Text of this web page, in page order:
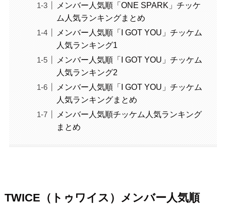
メンバー人気順「ONE SPARK」チッケ
ム人気ランキングまとめ
メンバー人気順「I GOT YOU」チッケム
人気ランキング1
メンバー人気順「I GOT YOU」チッケム
人気ランキング2
メンバー人気順「I GOT YOU」チッケム
人気ランキングまとめ
メンバー人気順チッケム人気ランキング
まとめ
TWICE（トゥワイス）メンバー人気順